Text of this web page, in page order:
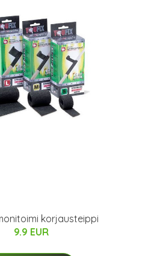
korjausteippi
9.9 EUR